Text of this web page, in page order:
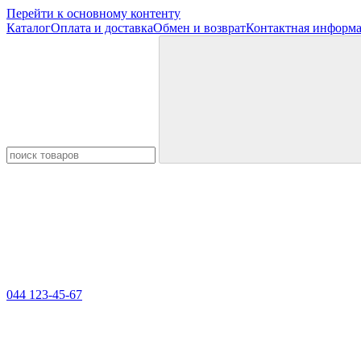
Перейти к основному контенту
КаталогОплата и доставкаОбмен и возвратКонтактная
044 123-45-67